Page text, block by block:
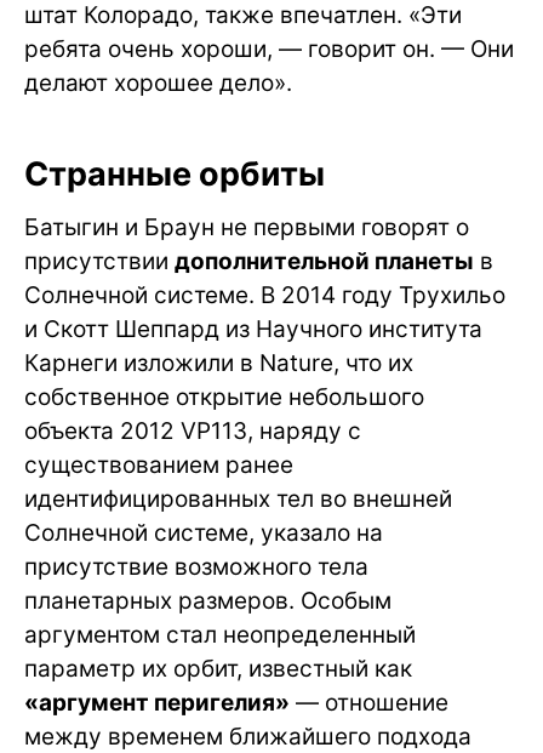
штат Колорадо, также впечатлен. «Эти
ребята очень хороши, — говорит он. — Они
делают хорошее дело».
Странные орбиты
Батыгин и Браун не первыми говорят о
присутствии дополнительной планеты в
Солнечной системе. В 2014 году Трухильо
и Скотт Шеппард из Научного института
Карнеги изложили в Nature, что их
собственное открытие небольшого
объекта 2012 VP113, наряду с
существованием ранее
идентифицированных тел во внешней
Солнечной системе, указало на
присутствие возможного тела
планетарных размеров. Особым
аргументом стал неопределенный
параметр их орбит, известный как
«аргумент перигелия» — отношение
между временем ближайшего подхода